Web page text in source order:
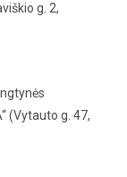
g. 2,
(Vytauto g. 47,